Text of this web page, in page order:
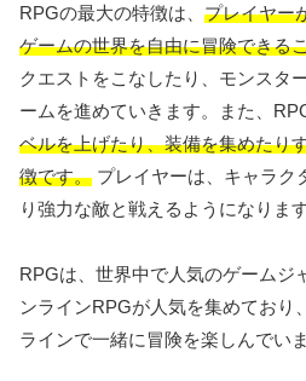
RPGの最大の特徴は、 プレイヤー
ゲームの世界を自由に冒険できる
クエストをこなしたり、モンスタ
ームを進めていきます。また、
ベルを上げたり、装備を集めたり
徴です。 プレイヤーは、キャラク
り強力な敵と戦えるようになります
RPGは、世界中で人気のゲームジ
ンラインRPGが人気を集めており
ラインで一緒に冒険を楽しんでいま